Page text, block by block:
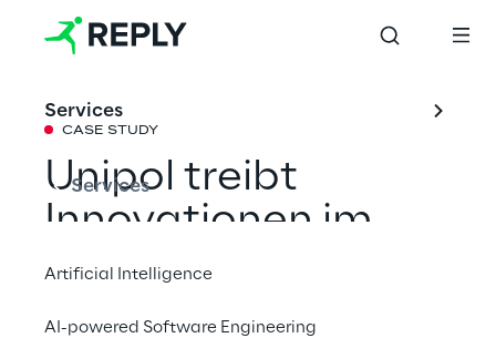
Services
Services
Artificial Intelligence
AI-powered Software Engineering
CASE STUDY
Unipol treibt
Innovationen im
Versicherungssekto
r mit Generativer KI